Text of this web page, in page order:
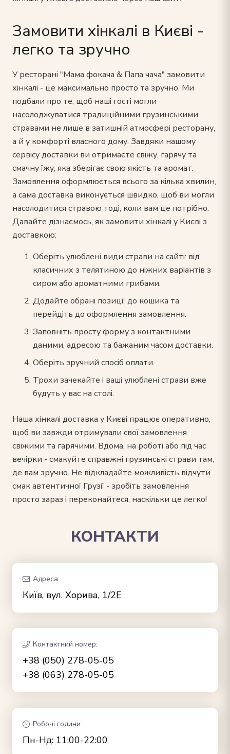
Замовити хінкалі в Києві -
легко та зручно
У ресторані "Мама фокача & Папа чача" замовити
хінкалі - це максимально просто та зручно. Ми
подбали про те, щоб наші гості могли
насолоджуватися традиційними грузинськими
стравами не лише в затишній атмосфері ресторану,
а й у комфорті власного дому. Завдяки нашому
сервісу доставки ви отримаєте свіжу, гарячу та
смачну їжу, яка зберігає свою якість та аромат.
Замовлення оформлюється всього за кілька хвилин,
а сама доставка виконується швидко, щоб ви могли
насолодитися стравою тоді, коли вам це потрібно.
Давайте дізнаємось, як замовити хінкалі у Києві з
доставкою:
Оберіть улюблені види страви на сайті: від
класичних з телятиною до ніжних варіантів з
сиром або ароматними грибами.
Додайте обрані позиції до кошика та
перейдіть до оформлення замовлення.
Заповніть просту форму з контактними
даними, адресою та бажаним часом доставки.
Оберіть зручний спосіб оплати.
Трохи зачекайте і ваші улюблені страви вже
будуть у вас на столі.
Наша хінкалі доставка у Києві працює оперативно,
щоб ви завжди отримували свої замовлення
свіжими та гарячими. Вдома, на роботі або під час
вечірки - смакуйте справжні грузинські страви там,
де вам зручно. Не відкладайте можливість відчути
смак автентичної Грузії - зробіть замовлення
просто зараз і переконайтеся, наскільки це легко!
КОНТАКТИ
Адреса:
Київ, вул. Хорива, 1/2Е
Контактний номер:
+38 (050) 278-05-05
+38 (063) 278-05-05
Робочі години:
Пн-Нд: 11:00-22:00